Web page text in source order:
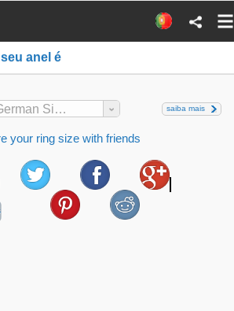
anel é
German Sizes saiba mais
your ring size with friends